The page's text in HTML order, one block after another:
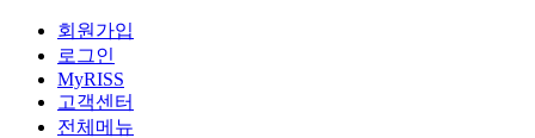
회원가입
로그인
MyRISS
고객센터
전체메뉴